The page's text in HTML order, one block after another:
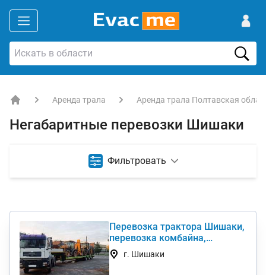
Аренда трала Аренда трала Полтавская
Негабаритные перевозки Шишаки
Фильтровать
Перевозка трактора Шишаки,
перевозка комбайна,
перевезти негабарит
г. Шишаки